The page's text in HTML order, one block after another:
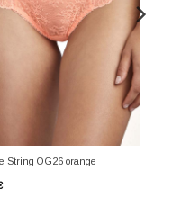
String OG26 orange